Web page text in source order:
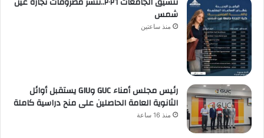
شمس
منذ ساعتين
رئيس مجلس أمناء GUC وGIU يستقبل أوائل
الثانوية العامة الحاصلين على منح دراسية كاملة
منذ 16 ساعة